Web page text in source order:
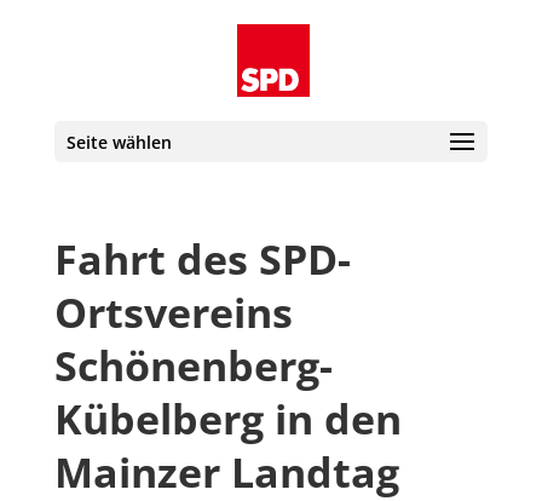
Seite wählen
Fahrt des SPD-
Ortsvereins
Schönenberg-
Kübelberg in den
Mainzer Landtag